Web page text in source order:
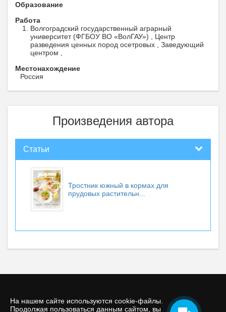
На нашем сайте используются cookie-файлы.
Продолжая пользоваться данным сайтом, вы
Образование
Работа
Волгоградский государственный аграрный
университет (ФГБОУ ВО «ВолГАУ») , Центр
разведения ценных пород осетровых , Заведующий
центром ,
Местонахождение
Россия
Произведения автора
Статьи
Тростник южный в кормах для
прудовых растительн...